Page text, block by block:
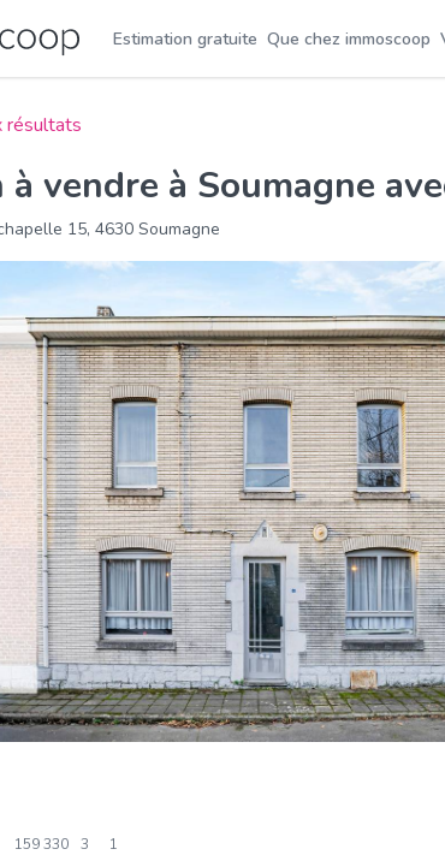
Estimation gratuite Que chez immoscoop
résultats
à vendre à Soumagne
15, 4630 Soumagne
159 330 3 1